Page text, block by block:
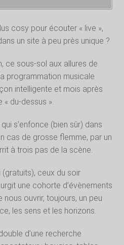
cosy pour écouter « live »,
un site à peu près unique ?
ce sous-sol aux allures de
programmation musicale
intelligente et mois après
du-dessus ».
s’enfonce (bien sûr) dans
cas de grosse flemme, par un
à trois pas de la scène.
ceux du soir
une cohorte d’évènements
ouvrir, toujours, un peu
les sens et les horizons.
d’une recherche